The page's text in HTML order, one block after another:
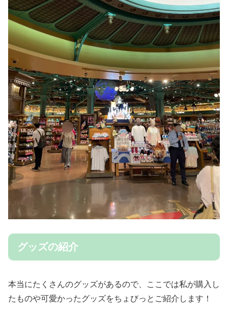
グッズの紹介
本当にたくさんのグッズがあるので、ここでは私が購入し
たものや可愛かったグッズをちょびっとご紹介します！